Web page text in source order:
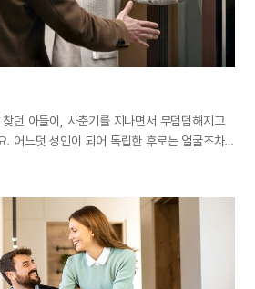
던 아들이, 사춘기를 지나면서 무덤덤해지고
. 어느덧 성인이 되어 독립한 후로는 얼굴조차
장성하면 부모를 떠나 독립하는 게 당연하지만
수 있지’ 하면서도 함께하고픈 마음 때문인지
식 사랑은 외사랑이라더니, 틀린 말이
, 아들에게 전화가 왔습니다. 날씨 탓에 잠긴
들이 물었습니다. “엄마, 무슨 일 있으세요?”
왠지 힘없이 들려서, 어디 아프신가 해서요.”